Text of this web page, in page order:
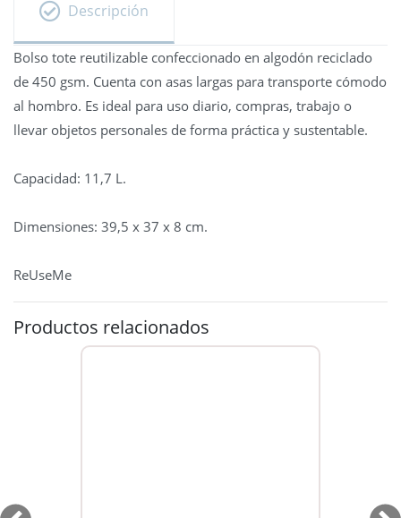
Descripción
Bolso tote reutilizable confeccionado en algodón reciclado
de 450 gsm. Cuenta con asas largas para transporte cómodo
al hombro. Es ideal para uso diario, compras, trabajo o
llevar objetos personales de forma práctica y sustentable.
Capacidad: 11,7 L.
Dimensiones: 39,5 x 37 x 8 cm.
ReUseMe
Productos relacionados